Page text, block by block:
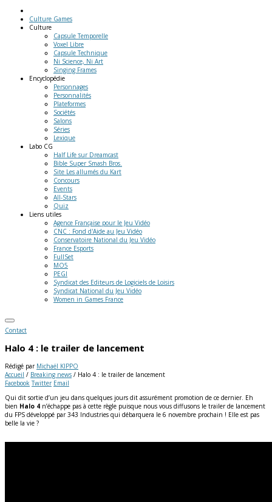
Culture Games
Culture
Capsule Temporelle
Voxel Libre
Capsule Technique
Ni Science, Ni Art
Singing Frames
Encyclopédie
Personnages
Personnalités
Plateformes
Sociétés
Salons
Séries
Lexique
Labo CG
Half Life sur Dreamcast
Bible Super Smash Bros.
Site Les allumés du Kart
Concours
Events
All-Stars
Quiz
Liens utiles
Agence Française pour le Jeu Vidéo
CNC : Fond d'Aide au Jeu Vidéo
Conservatoire National du Jeu Vidéo
France Esports
FullSet
MO5
PEGI
Syndicat des Editeurs de Logiciels de Loisirs
Syndicat National du Jeu Vidéo
Women in Games France
Contact
Halo 4 : le trailer de lancement
Rédigé par Michaël KIPPO
Accueil / Breaking news / Halo 4 : le trailer de lancement
Facebook Twitter Email
Qui dit sortie d’un jeu dans quelques jours dit assurément promotion de ce dernier. Eh
bien Halo 4 n’échappe pas à cette règle puisque nous vous diffusons le trailer de lancement
du FPS développé par 343 Industries qui débarquera le 6 novembre prochain ! Elle est pas
belle la vie ?